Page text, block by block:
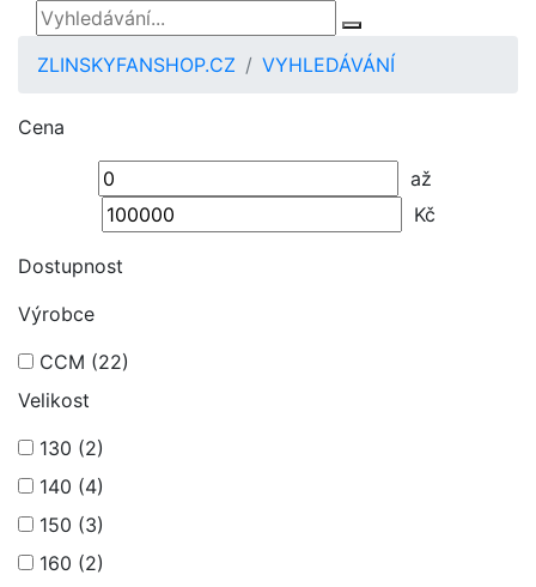
ZLINSKYFANSHOP.CZ VYHLEDÁVÁNÍ
Cena
až
Kč
Dostupnost
Výrobce
CCM (22)
Velikost
130 (2)
140 (4)
150 (3)
160 (2)